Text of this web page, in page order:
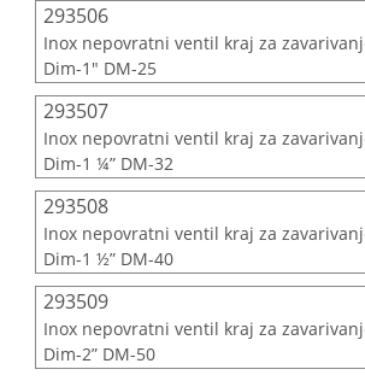
293506
Inox nepovratni ventil kraj za
Dim-1" DM-25
293507
Inox nepovratni ventil kraj za
Dim-1 ¼” DM-32
293508
Inox nepovratni ventil kraj za
Dim-1 ½” DM-40
293509
Inox nepovratni ventil kraj za
Dim-2” DM-50